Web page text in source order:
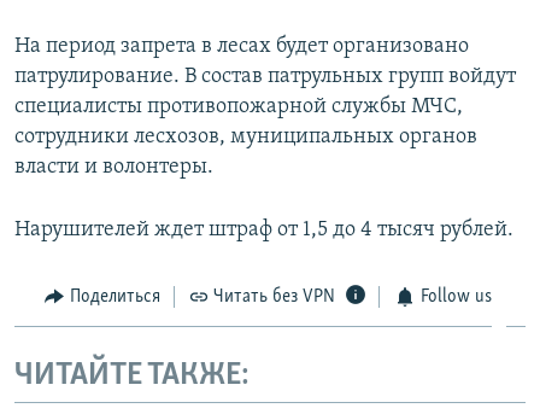
На период запрета в лесах будет организовано
патрулирование. В состав патрульных групп войдут
специалисты противопожарной службы МЧС,
сотрудники лесхозов, муниципальных органов
власти и волонтеры.
Нарушителей ждет штраф от 1,5 до 4 тысяч рублей.
Поделиться Читать без VPN Follow us
ЧИТАЙТЕ ТАКЖЕ: